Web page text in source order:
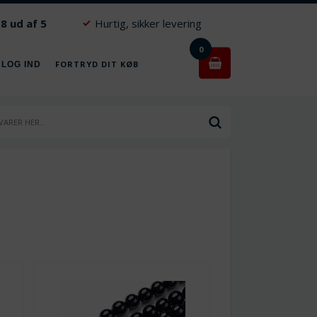
ud af 5 Hurtig, sikker levering
IND FORTRYD DIT KØB
0